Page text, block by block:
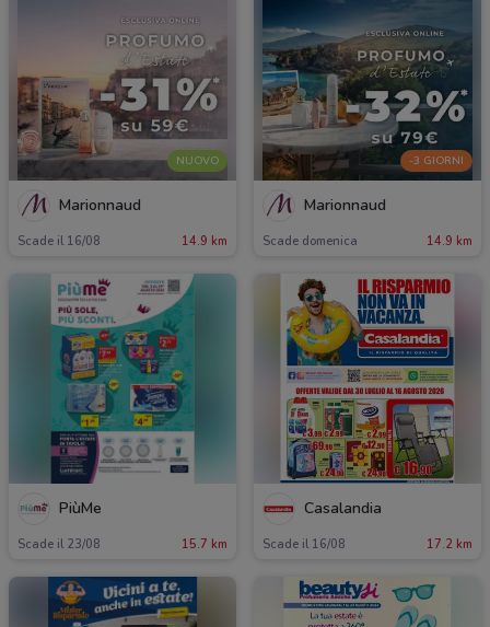
NUOVO
Marionnaud
Scade il 16/08 14.9 km
-3 GIORNI
Marionnaud
Scade domenica 14.9 km
PiùMe
Scade il 23/08 15.7 km
Casalandia
Scade il 16/08 17.2 km